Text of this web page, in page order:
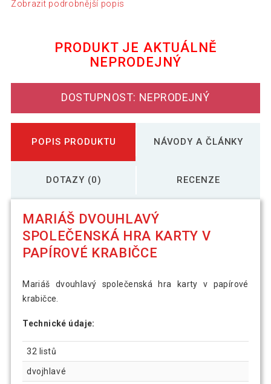
Zobrazit podrobnější popis
PRODUKT JE AKTUÁLNĚ
NEPRODEJNÝ
DOSTUPNOST: NEPRODEJNÝ
POPIS PRODUKTU NÁVODY A ČLÁNKY
DOTAZY (0) RECENZE
MARIÁŠ DVOUHLAVÝ
SPOLEČENSKÁ HRA KARTY V
PAPÍROVÉ KRABIČCE
Mariáš dvouhlavý společenská hra karty v papírové
krabičce.
Technické údaje:
32 listů
dvojhlavé